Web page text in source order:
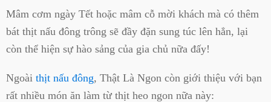
Mâm cơm ngày Tết hoặc mâm cỗ mời khách mà có thêm
bát thịt nấu đông trông sẽ đầy đặn sung túc lên hẳn, lại
còn thể hiện sự hào sảng của gia chủ nữa đấy!
Ngoài thịt nấu đông, Thật Là Ngon còn giới thiệu với bạn
rất nhiều món ăn làm từ thịt heo ngon nữa này: